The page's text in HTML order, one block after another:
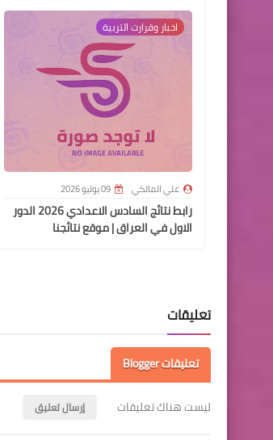
اخبار وقرارت التربية
علي المالكي 09 يوليو 2026
رابط نتائج السادس الاعدادي 2026 الدور
الاول في العراق | موقع نتائجنا
تعليقات
تعليقات Blogger
ليست هناك تعليقات إرسال تعليق